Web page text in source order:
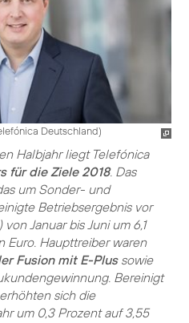
Deutschland)
Halbjahr liegt Telefónica
für die Ziele 2018. Das
um Sonder- und
Betriebsergebnis vor
Januar bis Juni um 6,1
Euro. Haupttreiber waren
Fusion mit E-Plussowie
Bereinigt
sich die
um 0,3 Prozent auf 3,55